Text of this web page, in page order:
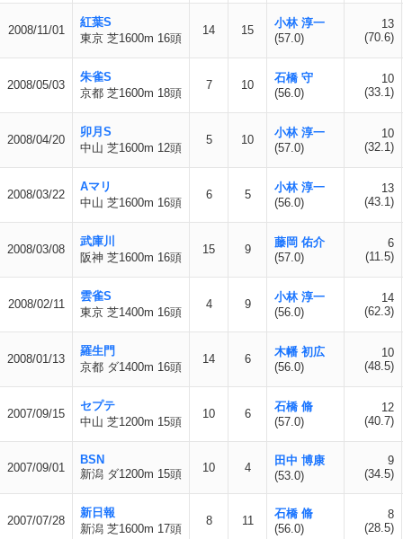
2008/11/01
紅葉S
東京 芝1600m 16頭
14 15
小林 淳一
(57.0)
13
(70.6)
2008/05/03
朱雀S
京都 芝1600m 18頭
7 10
石橋 守
(56.0)
10
(33.1)
2008/04/20
卯月S
中山 芝1600m 12頭
5 10
小林 淳一
(57.0)
10
(32.1)
2008/03/22
Aマリ
中山 芝1600m 16頭
6 5
小林 淳一
(56.0)
13
(43.1)
2008/03/08
武庫川
阪神 芝1600m 16頭
15 9
藤岡 佑介
(57.0)
6
(11.5)
2008/02/11
雲雀S
東京 芝1400m 16頭
4 9
小林 淳一
(56.0)
14
(62.3)
2008/01/13
羅生門
京都 ダ1400m 16頭
14 6
木幡 初広
(56.0)
10
(48.5)
2007/09/15
セプテ
中山 芝1200m 15頭
10 6
石橋 脩
(57.0)
12
(40.7)
2007/09/01
BSN
新潟 ダ1200m 15頭
10 4
田中 博康
(53.0)
9
(34.5)
2007/07/28
新日報
新潟 芝1600m 17頭
8 11
石橋 脩
(56.0)
8
(28.5)